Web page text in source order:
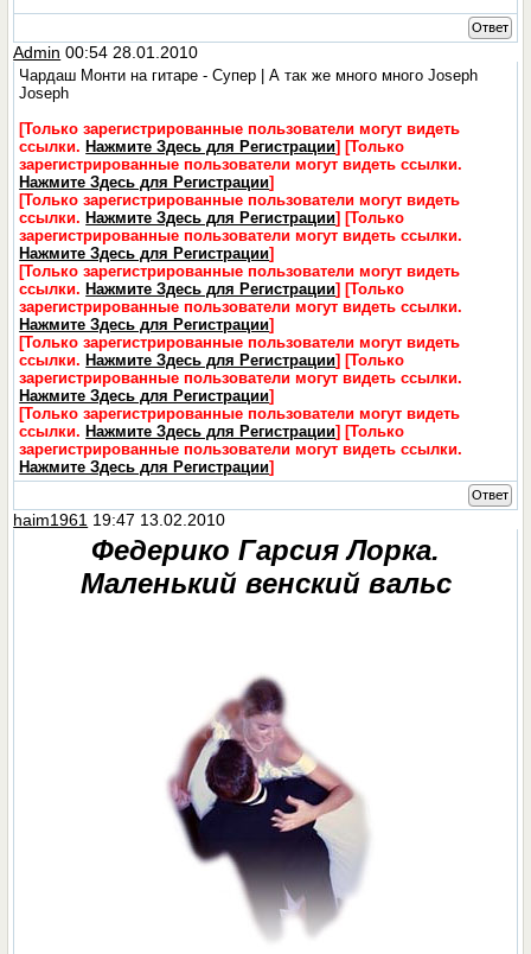
Ответ
Admin 00:54 28.01.2010
Чардаш Монти на гитаре - Супер | А так же много много Joseph
Joseph
[Только зарегистрированные пользователи могут видеть
ссылки. Нажмите Здесь для Регистрации] [Только
зарегистрированные пользователи могут видеть ссылки.
Нажмите Здесь для Регистрации]
[Только зарегистрированные пользователи могут видеть
ссылки. Нажмите Здесь для Регистрации] [Только
зарегистрированные пользователи могут видеть ссылки.
Нажмите Здесь для Регистрации]
[Только зарегистрированные пользователи могут видеть
ссылки. Нажмите Здесь для Регистрации] [Только
зарегистрированные пользователи могут видеть ссылки.
Нажмите Здесь для Регистрации]
[Только зарегистрированные пользователи могут видеть
ссылки. Нажмите Здесь для Регистрации] [Только
зарегистрированные пользователи могут видеть ссылки.
Нажмите Здесь для Регистрации]
[Только зарегистрированные пользователи могут видеть
ссылки. Нажмите Здесь для Регистрации] [Только
зарегистрированные пользователи могут видеть ссылки.
Нажмите Здесь для Регистрации]
Ответ
haim1961 19:47 13.02.2010
Федерико Гарсия Лорка.
Маленький венский вальс